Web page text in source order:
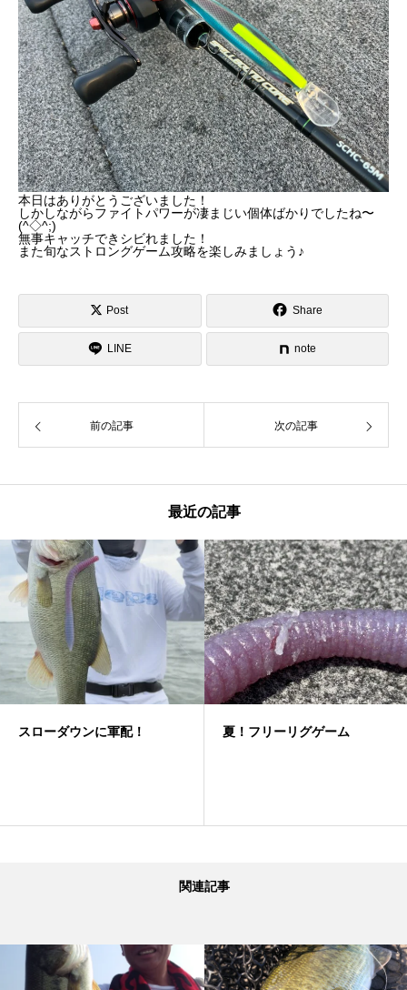
本日はありがとうございました！
しかしながらファイトパワーが凄まじい個体ばかりでしたね〜
(^◇^;)
無事キャッチできシビれました！
また旬なストロングゲーム攻略を楽しみましょう♪
Post Share
LINE note
前の記事 次の記事
最近の記事
スローダウンに軍配！ 夏！フリーリグゲーム
関連記事